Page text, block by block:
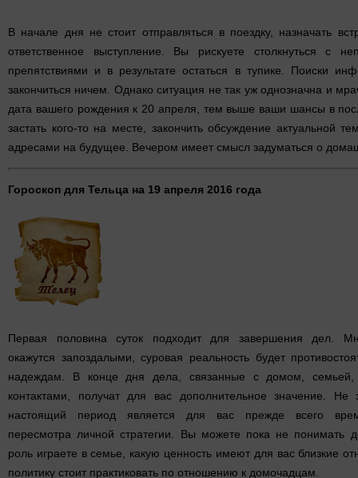
В начале дня не стоит отправляться в поездку, назначать
ответственное выступление. Вы рискуете столкнуться с
препятствиями и в результате остаться в тупике. Поиски
закончиться ничем. Однако ситуация не так уж однозначна и
дата вашего рождения к 20 апреля, тем выше ваши шансы в
застать кого-то на месте, закончить обсуждение актуальной
адресами на будущее. Вечером имеет смысл задуматься о
Гороскоп для Тельца на 19 апреля 2016 года
Первая половина суток подходит для завершения дел.
окажутся запоздалыми, суровая реальность будет
надеждам. В конце дня дела, связанные с домом, семьей,
контактами, получат для вас дополнительное значение. Не
настоящий период является для вас прежде всего
пересмотра личной стратегии. Вы можете пока не понимать
роль играете в семье, какую ценность имеют для вас близкие
политику стоит практиковать по отношению к домочадцам.